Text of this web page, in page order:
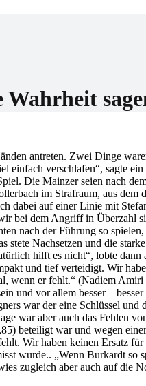
antreten. Zwei Dinge
einfach verschlafen“, sagte
Die Mainzer seien nach
im Strafraum, aus dem
dabei auf einer Linie mit
bei dem Angriff in Überzahl
nach der Führung so
stete Nachsetzen und die starke
hilft es nicht“, lobte dann
und tief verteidigt. Wir
wenn er fehlt.“ (Nadiem Amiri
und vor allem besser – besser
war der eine Schlüssel und
war aber auch das Fehlen
beteiligt war und wegen
Wir haben keinen Ersatz für
wurde.. „Wenn Burkardt so
zugleich aber auch auf die